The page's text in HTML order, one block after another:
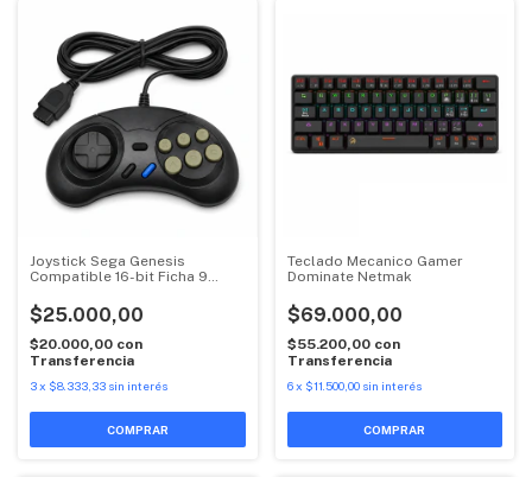
Joystick Sega Genesis
Compatible 16-bit Ficha 9
$25.000,00
$20.000,00 con
Transferencia
3x $8.333,33 sin interés
Teclado Mecanico Gamer
Dominate Netmak
$69.000,00
$55.200,00 con
Transferencia
6 x $11.500,00 sin interés